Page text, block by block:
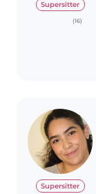
Supersitter
(16)
Supersitter